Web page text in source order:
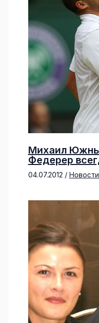
Михаил
Федерер
04.07.2012 /